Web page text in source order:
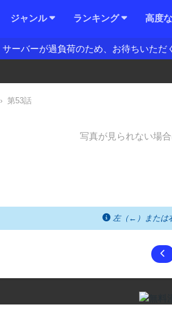
ジャンル ランキング 高度
サーバーが過負荷のため、お待ちいただ
› 第53話
写真が見られない場
左（←）または